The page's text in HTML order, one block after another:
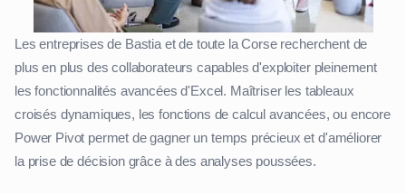
Les entreprises de Bastia et de toute la Corse recherchent de
plus en plus des collaborateurs capables d'exploiter pleinement
les fonctionnalités avancées d'Excel. Maîtriser les tableaux
croisés dynamiques, les fonctions de calcul avancées, ou encore
Power Pivot permet de gagner un temps précieux et d'améliorer
la prise de décision grâce à des analyses poussées.